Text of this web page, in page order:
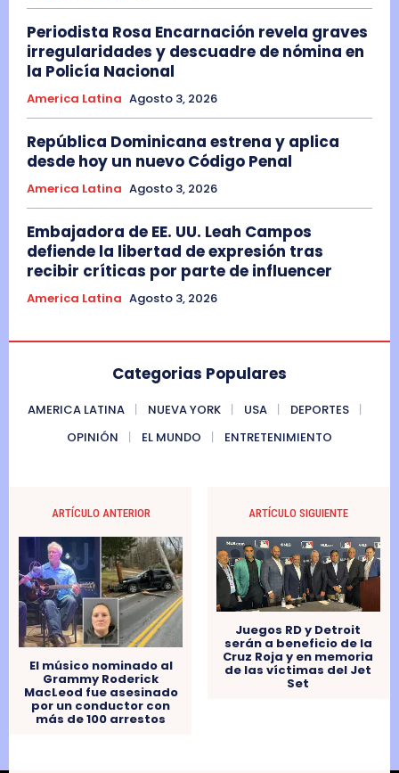
Periodista Rosa Encarnación revela graves
irregularidades y descuadre de nómina en
la Policía Nacional
America Latina Agosto 3, 2026
República Dominicana estrena y aplica
desde hoy un nuevo Código Penal
America Latina Agosto 3, 2026
Embajadora de EE. UU. Leah Campos
defiende la libertad de expresión tras
recibir críticas por parte de influencer
America Latina Agosto 3, 2026
Categorias Populares
AMERICA LATINA NUEVA YORK USA
DEPORTES
OPINIÓN
EL MUNDO ENTRETENIMIENTO
ARTÍCULO ANTERIOR
El músico nominado al
Grammy Roderick
MacLeod fue asesinado
por un conductor con
más de 100 arrestos
ARTÍCULO SIGUIENTE
Juegos RD y Detroit
serán a beneficio de la
Cruz Roja y en memoria
de las víctimas del Jet
Set